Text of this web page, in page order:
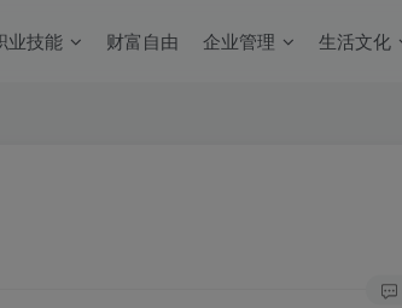
业技能 财富自由 企业管理 生活文化